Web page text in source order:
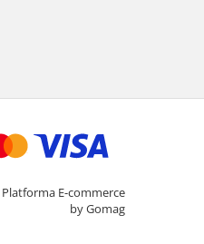
Platforma E-commerce
by Gomag